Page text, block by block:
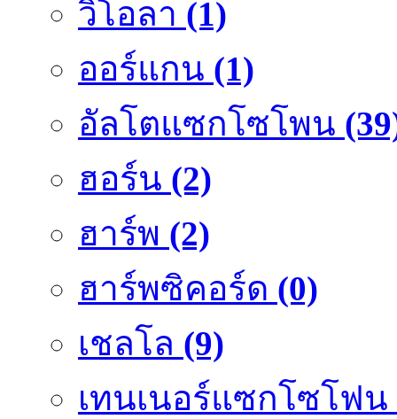
วิโอลา (1)
ออร์แกน (1)
อัลโตแซกโซโพน
ฮอร์น (2)
ฮาร์พ (2)
ฮาร์พซิคอร์ด (0)
เชลโล (9)
เทนเนอร์แซกโซโฟน